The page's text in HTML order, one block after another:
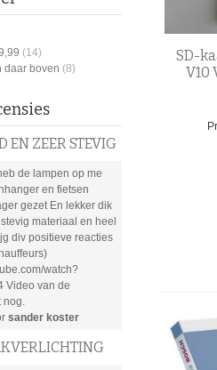
SD-
V10
(14)
daar boven (8)
EN ZEER STEVIG
de lampen op me
en fietsen
gezet En lekker dik
materiaal en heel
div positieve reacties
watch?
Video van de
nog.
sander koster